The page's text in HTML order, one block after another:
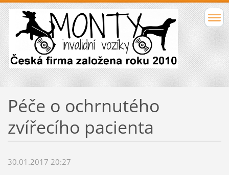
Péče o ochrnutého
zvířecího pacienta
30.01.2017 20:27